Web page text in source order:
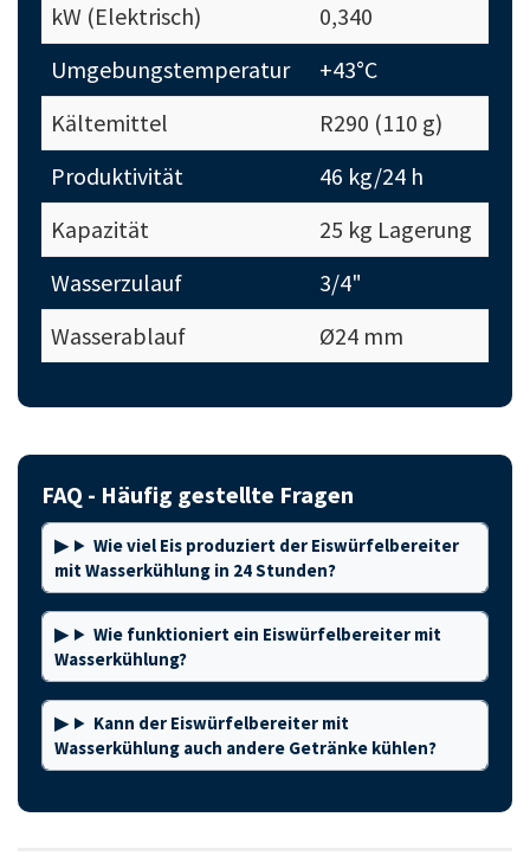
kW (Elektrisch)
0,340
Umgebungstemperatur
+43°C
Kältemittel
R290 (110 g)
Produktivität
46 kg/24 h
Kapazität
25 kg Lagerung
Wasserzulauf
3/4"
Wasserablauf
Ø24 mm
FAQ - Häufig gestellte Fragen
Wie viel Eis produziert der Eiswürfelbereiter
mit Wasserkühlung in 24 Stunden?
Wie funktioniert ein Eiswürfelbereiter mit
Wasserkühlung?
Kann der Eiswürfelbereiter mit
Wasserkühlung auch andere Getränke kühlen?